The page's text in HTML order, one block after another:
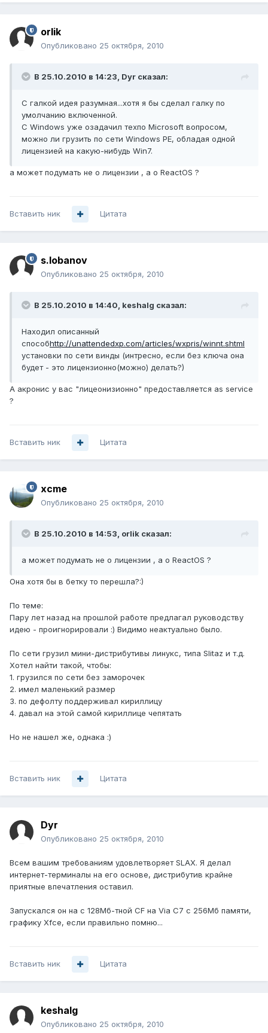
orlik
Опубликовано 25 октября, 2010
В 25.10.2010 в 14:23, Dyr сказал:
С галкой идея разумная...хотя я бы сделал галку по
умолчанию включенной.
С Windows уже озадачил техпо Microsoft вопросом,
можно ли грузить по сети Windows PE, обладая одной
лицензией на какую-нибудь Win7.
а может подумать не о лицензии , а о ReactOS ?
Вставить ник Цитата
s.lobanov
Опубликовано 25 октября, 2010
В 25.10.2010 в 14:40, keshalg сказал:
Находил описанный
способhttp://unattendedxp.com/articles/wxpris/winnt.shtml
установки по сети винды (интресно, если без ключа она
будет - это лицензионно(можно) делать?)
А акронис у вас "лицеонизионно" предоставляется as service
?
Вставить ник Цитата
xcme
Опубликовано 25 октября, 2010
В 25.10.2010 в 14:53, orlik сказал:
а может подумать не о лицензии , а о ReactOS ?
Она хотя бы в бетку то перешла?:)
По теме:
Пару лет назад на прошлой работе предлагал руководству
идею - проигнорировали :) Видимо неактуально было.
По сети грузил мини-дистрибутивы линукс, типа Slitaz и т.д.
Хотел найти такой, чтобы:
1. грузился по сети без заморочек
2. имел маленький размер
3. по дефолту поддерживал кириллицу
4. давал на этой самой кириллице чепятать
Но не нашел же, однака :)
Вставить ник Цитата
Dyr
Опубликовано 25 октября, 2010
Всем вашим требованиям удовлетворяет SLAX. Я делал
интернет-терминалы на его основе, дистрибутив крайне
приятные впечатления оставил.
Запускался он на с 128Мб-тной CF на Via C7 с 256Мб памяти,
графику Xfce, если правильно помню...
Вставить ник Цитата
keshalg
Опубликовано 25 октября, 2010